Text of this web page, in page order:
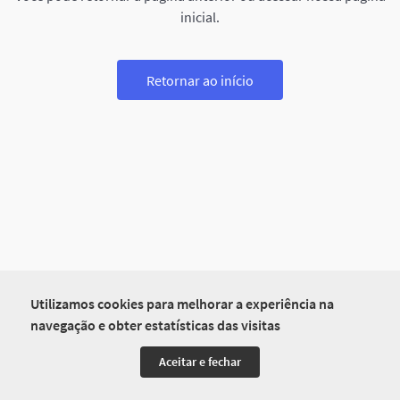
Utilizamos cookies para melhorar a experiência na
navegação e obter estatísticas das visitas
Aceitar e fechar
inicial.
Retornar ao início